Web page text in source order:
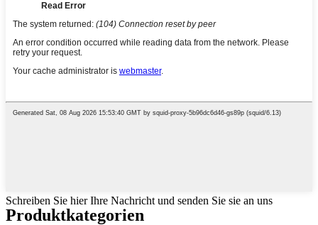
Schreiben Sie hier Ihre Nachricht und senden Sie sie an uns
Produktkategorien